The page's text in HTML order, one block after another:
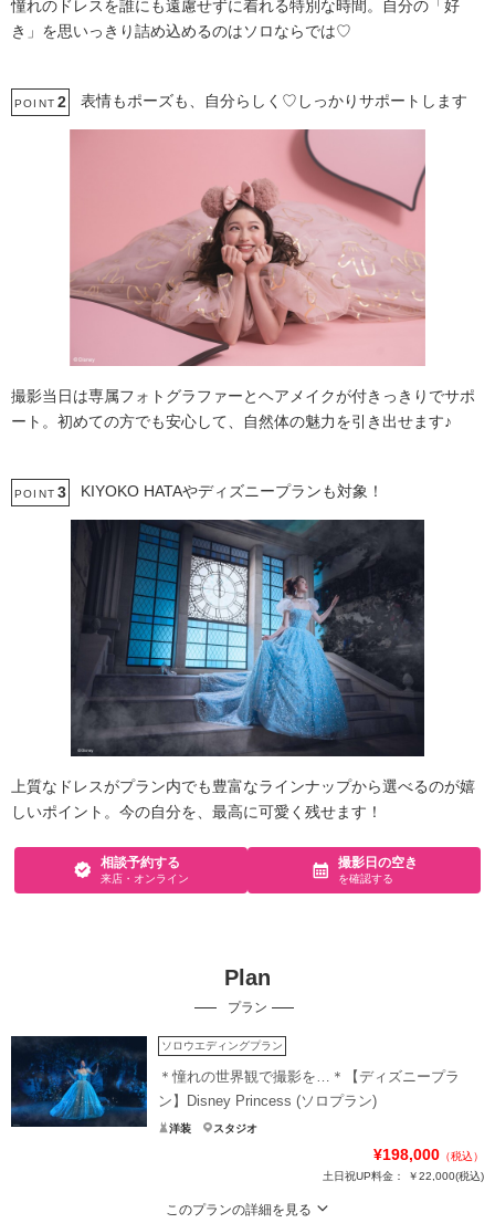
憧れのドレスを誰にも遠慮せずに着れる特別な時間。自分の「好
き」を思いっきり詰め込めるのはソロならでは♡
POINT 2 表情もポーズも、自分らしく♡しっかりサポートします
撮影当日は専属フォトグラファーとヘアメイクが付きっきりでサポ
ート。初めての方でも安心して、自然体の魅力を引き出せます♪
POINT 3 KIYOKO HATAやディズニープランも対象！
上質なドレスがプラン内でも豊富なラインナップから選べるのが嬉
しいポイント。今の自分を、最高に可愛く残せます！
相談予約する
来店・オンライン
撮影日の空き
を確認する
Plan
プラン
ソロウエディングプラン
＊憧れの世界観で撮影を…＊【ディズニープラ
ン】Disney Princess (ソロプラン)
洋装 スタジオ
¥198,000 （税込）
土日祝UP料金：
￥22,000(税込)
このプランの詳細を見る